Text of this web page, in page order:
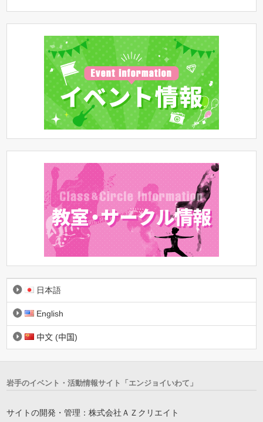
日本語
English
中文 (中国)
岩手のイベント・活動情報サイト「エンジョイいわて」
サイトの開発・管理：株式会社ＡＺクリエイト